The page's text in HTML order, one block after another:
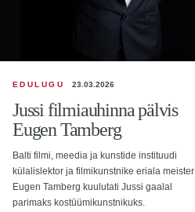
EDULUGU 23.03.2026
Jussi filmiauhinna pälvis
Eugen Tamberg
Balti filmi, meedia ja kunstide instituudi
külalislektor ja filmikunstnike eriala meister
Eugen Tamberg kuulutati Jussi gaalal
parimaks kostüümikunstnikuks.